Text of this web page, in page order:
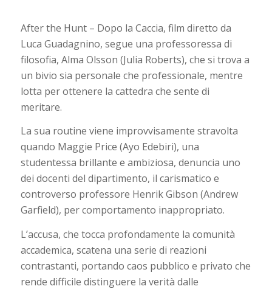
After the Hunt – Dopo la Caccia, film diretto da
Luca Guadagnino, segue una professoressa di
filosofia, Alma Olsson (Julia Roberts), che si trova a
un bivio sia personale che professionale, mentre
lotta per ottenere la cattedra che sente di
meritare.
La sua routine viene improvvisamente stravolta
quando Maggie Price (Ayo Edebiri), una
studentessa brillante e ambiziosa, denuncia uno
dei docenti del dipartimento, il carismatico e
controverso professore Henrik Gibson (Andrew
Garfield), per comportamento inappropriato.
L’accusa, che tocca profondamente la comunità
accademica, scatena una serie di reazioni
contrastanti, portando caos pubblico e privato che
rende difficile distinguere la verità dalle